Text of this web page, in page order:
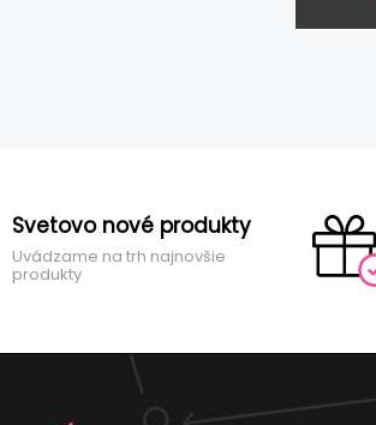
Svetovo nové produkty
Uvádzame na trh najnovšie
produkty